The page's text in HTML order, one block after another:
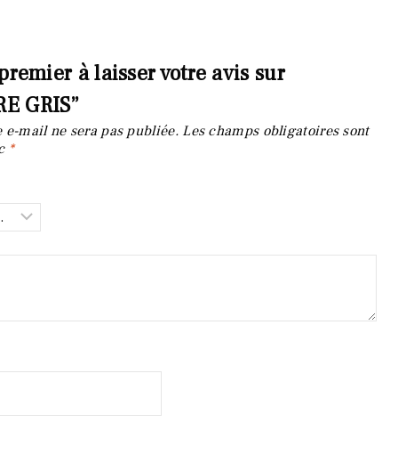
à laisser votre avis sur
GRIS”
e-mail ne sera pas publiée. Les champs obligatoires sont
*